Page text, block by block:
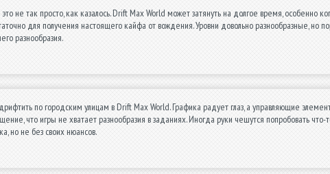
не так просто, как казалось. Drift Max World может затянуть на долгое время, особенно
для получения настоящего кайфа от вождения. Уровни довольно разнообразные, но
разнообразия.
по городским улицам в Drift Max World. Графика радует глаз, а управляющие
что игры не хватает разнообразия в заданиях. Иногда руки чешутся попробовать
но не без своих нюансов.